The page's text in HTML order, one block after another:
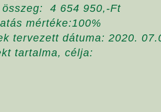
összeg: 4 654 950,-Ft
mértéke:100%
tervezett dátuma: 2020.
tartalma, célja: